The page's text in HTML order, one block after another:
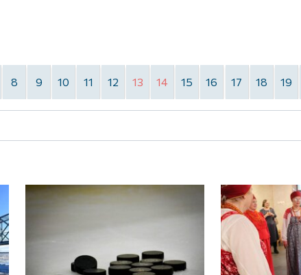
8 9 10 11 12 13 14 15 16 17 18 19